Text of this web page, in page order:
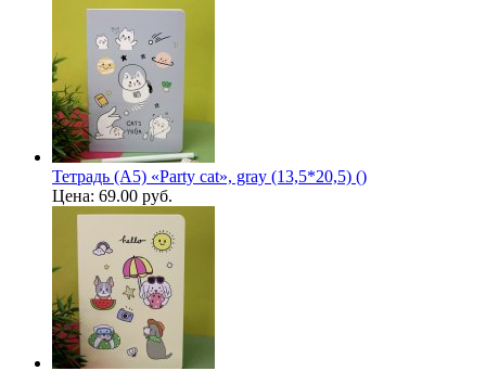
Тетрадь (A5) «Party cat», gray (13,5*20,5) ()
Цена: 69.00 руб.